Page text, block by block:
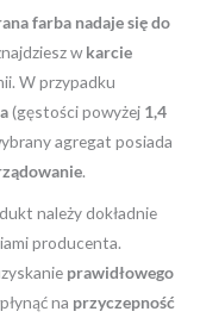
farba nadaje się do
wkarcie
W przypadku
(gęstości powyżej 1,4
agregat posiada
.
należy dokładnie
producenta.
prawidłowego
na przyczepność